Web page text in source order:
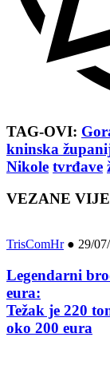
TAG-OVI:
kninska
Nikole tvrđave
VEZANE
TrisComHr● 29/
Legendarni
eura:
Težak je 220
oko 200 eura